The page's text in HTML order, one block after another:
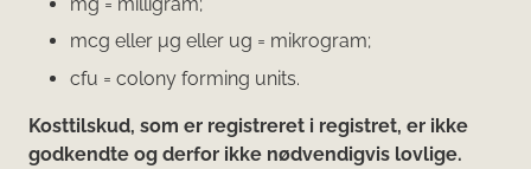
mcg eller μg eller ug = mikrogram;
cfu = colony forming units.
Kosttilskud, som er registreret i registret, er ikke
godkendte og derfor ikke nødvendigvis lovlige.